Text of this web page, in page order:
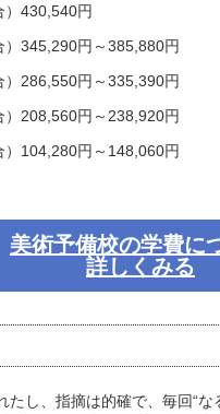
430,540円
345,290円～385,880円
286,550円～335,390円
208,560円～238,920円
104,280円～148,060円
美術予備校の学費に
詳しくみる
たし、指摘は的確で、毎回“